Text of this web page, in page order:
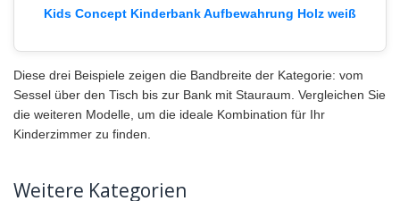
Kids Concept Kinderbank Aufbewahrung Holz weiß
Diese drei Beispiele zeigen die Bandbreite der Kategorie: vom
Sessel über den Tisch bis zur Bank mit Stauraum. Vergleichen Sie
die weiteren Modelle, um die ideale Kombination für Ihr
Kinderzimmer zu finden.
Weitere Kategorien